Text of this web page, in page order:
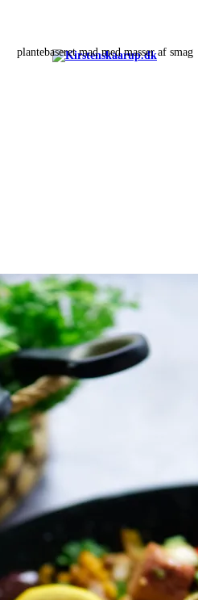
plantebaseret mad med masser af smag